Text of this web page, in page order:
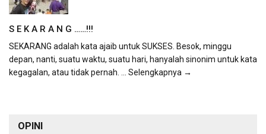
S E K A R A N G ……!!!
SEKARANG adalah kata ajaib untuk SUKSES. Besok, minggu
depan, nanti, suatu waktu, suatu hari, hanyalah sinonim untuk kata
kegagalan, atau tidak pernah. ... Selengkapnya →
OPINI